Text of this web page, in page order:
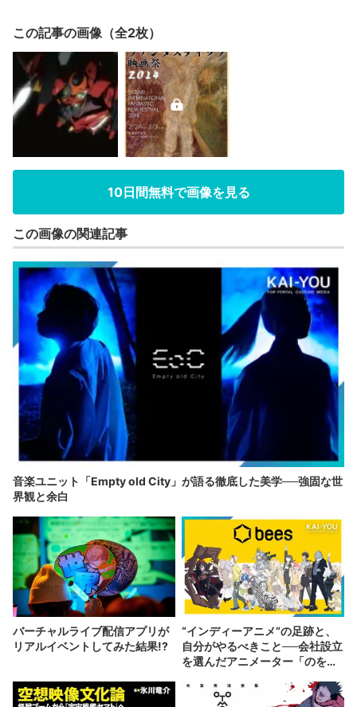
この記事の画像（全2枚）
10日間無料で画像を見る
この画像の関連記事
音楽ユニット「Empty old City」が語る徹底した美学──強固な世
界観と余白
バーチャルライブ配信アプリが
リアルイベントしてみた結果!?
“インディーアニメ“の足跡と、
自分がやるべきこと──会社設立
を選んだアニメーター「のを